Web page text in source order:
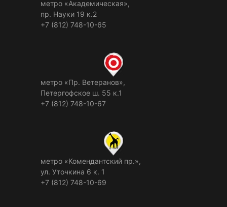
метро «Академическая»,
пр. Науки 19 к.2
+7 (812) 748-10-65
метро «Пр. Ветеранов»,
Петергофское ш. 55 к.1
+7 (812) 748-10-67
метро «Комендантский пр.»,
ул. Уточкина 6 к. 1
+7 (812) 748-10-69